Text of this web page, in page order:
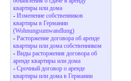
квартиры или дома
- Изменение собственников
квартиры в Германии
(Wohnungsumwandlung)
- Расторжение договора об аренде
квартиры или дома собственником
- Виды расторжения договора об
аренде квартиры или дома
- Срочный договор о аренде
квартиры или дома в Германии